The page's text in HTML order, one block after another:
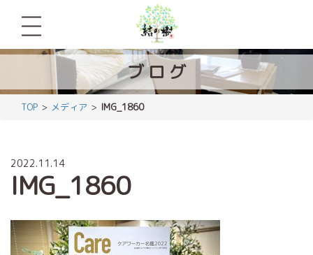
ブロ グ
TOP メディア IMG_1860
2022.11.14
IMG_1860